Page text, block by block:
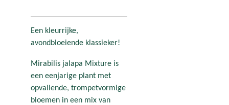
Een kleurrijke,
avondbloeiende klassieker!
Mirabilis jalapa Mixture is
een eenjarige plant met
opvallende, trompetvormige
bloemen in een mix van